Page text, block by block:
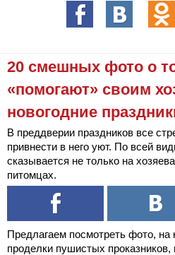
20 смешных фото о
«помогают» своим
новогодние
В преддверии праздников все
привнести в него уют. По всей
сказывается не только на
питомцах.
Предлагаем посмотреть фото, на
проделки пушистых проказников,